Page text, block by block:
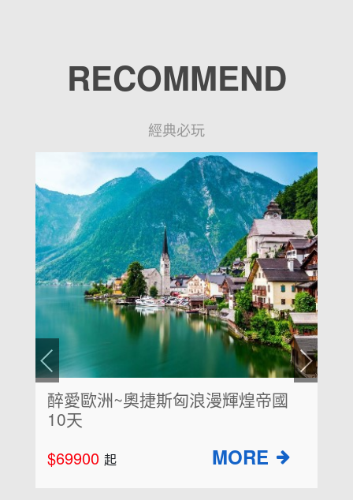
RECOMMEND
經典必玩
超值克斯8天~仙境十六湖國家公
園、鐘乳石洞小火車、布雷德湖
$64900